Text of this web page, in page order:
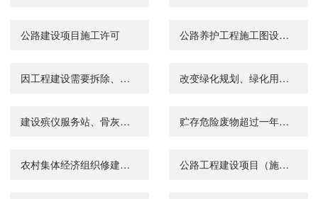
公路建设项目施工许可 公路养护工程施工图设计审批
因工程建设需要拆除、移动城镇排水与污水处理设施方案审核 改变绿化规划、绿化用地的使用性质审批
建设殡仪服务站、骨灰堂审批 贮存危险废物超过一年的批准
农村集体经济组织修建水库审批 公路工程建设项目（施工图）设计审批